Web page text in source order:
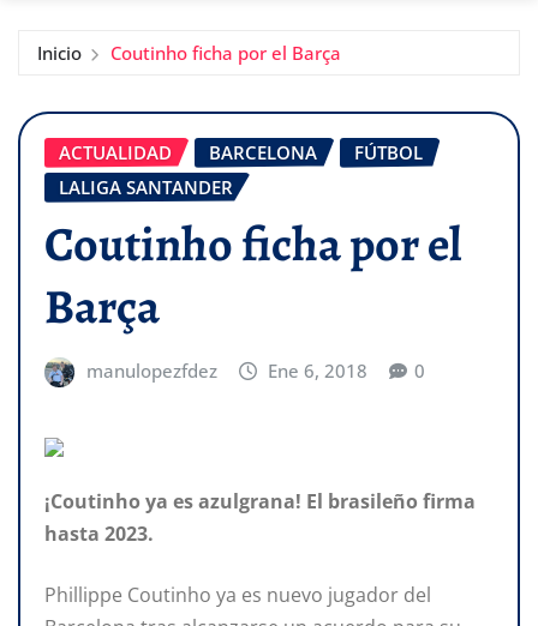
Inicio Coutinho ficha por el Barça
ACTUALIDAD BARCELONA
FÚTBOL
LALIGA SANTANDER
Coutinho ficha por el
Barça
manulopezfdez Ene 6, 2018 0
¡Coutinho ya es azulgrana! El brasileño firma
hasta 2023.
Phillippe Coutinho ya es nuevo jugador del